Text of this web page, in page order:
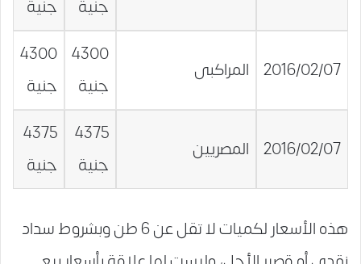
جنية جنية
2016/02/07 المراكبى
4300
جنية
4300
جنية
2016/02/07 المصريين
4375
جنية
4375
جنية
هذه الأسعار لكميات لا تقل عن 6 طن وبشروط سداد